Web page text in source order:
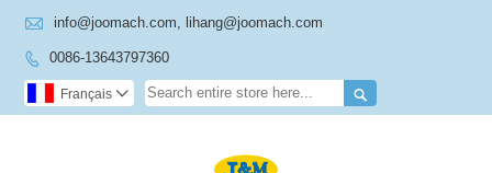
 info@joomach.com, lihang@joomach.com
 0086-13643797360

Français 